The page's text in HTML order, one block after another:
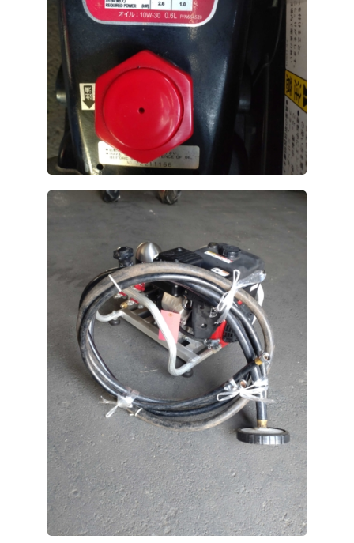
支店・ATM一覧
ATM稼動時間一覧
各種手数料一覧
JA共済のご案内
JA共済 自動車事故相談連絡
金融商品勧誘方針・基本方針等
わい！わい！ポイント制度のご案内
概要説明・ポイントの貯め方、使い方
わい!わい!ポイント制度のご案内
JAひまわり概要